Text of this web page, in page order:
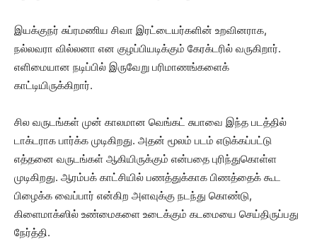
இயக்குநர் சுப்ரமணிய சிவா இரட்டையர்களின் உறவினராக,
நல்லவரா வில்லனா என குழப்பியடிக்கும் கேரக்டரில் வருகிறார்.
எளிமையான நடிப்பில் இருவேறு பரிமாணங்களைக்
காட்டியிருக்கிறார்.
சில வருடங்கள் முன் காலமான வெங்கட் சுபாவை இந்த படத்தில்
டாக்டராக பார்க்க முடிகிறது. அதன் மூலம் படம் எடுக்கப்பட்டு
எத்தனை வருடங்கள் ஆகியிருக்கும் என்பதை புரிந்துகொள்ள
முடிகிறது. ஆரம்பக் காட்சியில் பணத்துக்காக பிணத்தைக் கூட
பிழைக்க வைப்பார் என்கிற அளவுக்கு நடந்து கொண்டு,
கிளைமாக்ஸில் உண்மைகளை உடைக்கும் கடமையை செய்திருப்பது
நேர்த்தி.